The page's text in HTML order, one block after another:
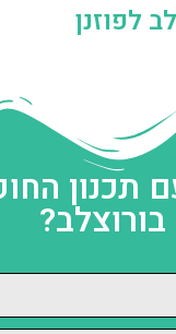
לפוזנן
תכנון
בורוצלב?